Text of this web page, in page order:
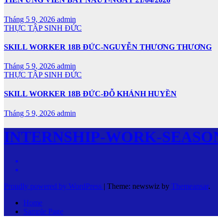
Tháng 5 9, 2026 admin
THỰC TẬP SINH ĐỨC
SKILL WORKER 18B ĐỨC-NGUYỄN THƯƠNG THƯƠNG
Tháng 5 9, 2026 admin
THỰC TẬP SINH ĐỨC
SKILL WORKER 18B ĐỨC-ĐỖ KHÁNH HUYỀN
Tháng 5 9, 2026 admin
INTERNSHIP-WORK-
Proudly powered by WordPress | Theme: newswiz by Themeansar.
Home
Sample Page